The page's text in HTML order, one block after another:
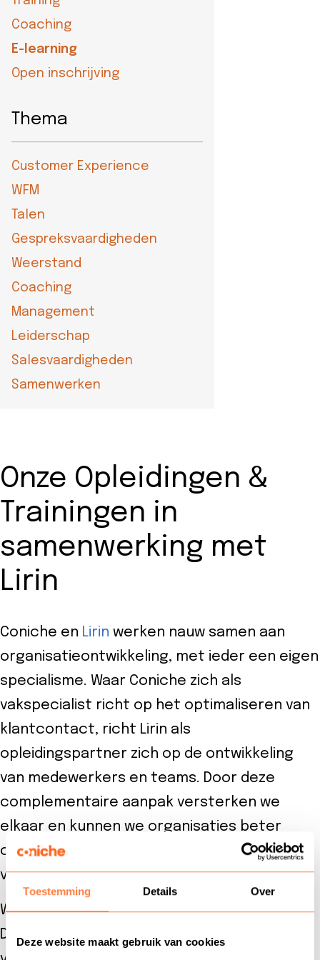
Toestemming Details Over
Deze website maakt gebruik van cookies
Contact
Onze Opleidingen &
Trainingen in
samenwerking met
Lirin
Coniche en Lirin werken nauw samen aan
organisatieontwikkeling, met ieder een eigen
specialisme. Waar Coniche zich als
vakspecialist richt op het optimaliseren van
klantcontact, richt Lirin als
opleidingspartner zich op de ontwikkeling
van medewerkers en teams. Door deze
complementaire aanpak versterken we
elkaar en kunnen we organisaties beter
ondersteunen bij groei en duurzame
verandering.
Wil jij je ontwikkelen binnen klantenservice?
Dan ben je bij ons aan het juiste adres. Hier
Coaching
E-learning
Open inschrijving
Thema
Customer Experience
WFM
Talen
Gespreksvaardigheden
Weerstand
Coaching
Management
Leiderschap
Salesvaardigheden
Samenwerken